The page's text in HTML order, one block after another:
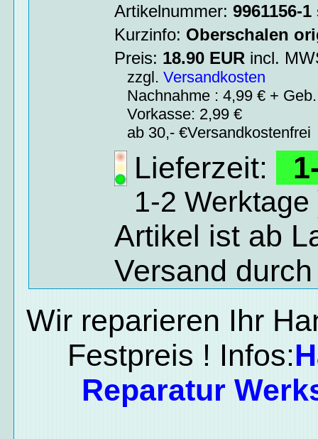
Artikelnummer:9961156-1
Kurzinfo: Oberschalen
Preis: 18.90 EUR incl.
zzgl.Versandkosten
Nachnahme : 4,99 € +
Vorkasse: 2,99 €
ab 30,- €Versandkostenfrei
Lieferzeit:
1-2 Werktage
Artikel ist ab
Versand
Wir reparieren Ihr
Festpreis ! Infos:
Reparatur